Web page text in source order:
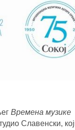
Времена музике
Славенски,